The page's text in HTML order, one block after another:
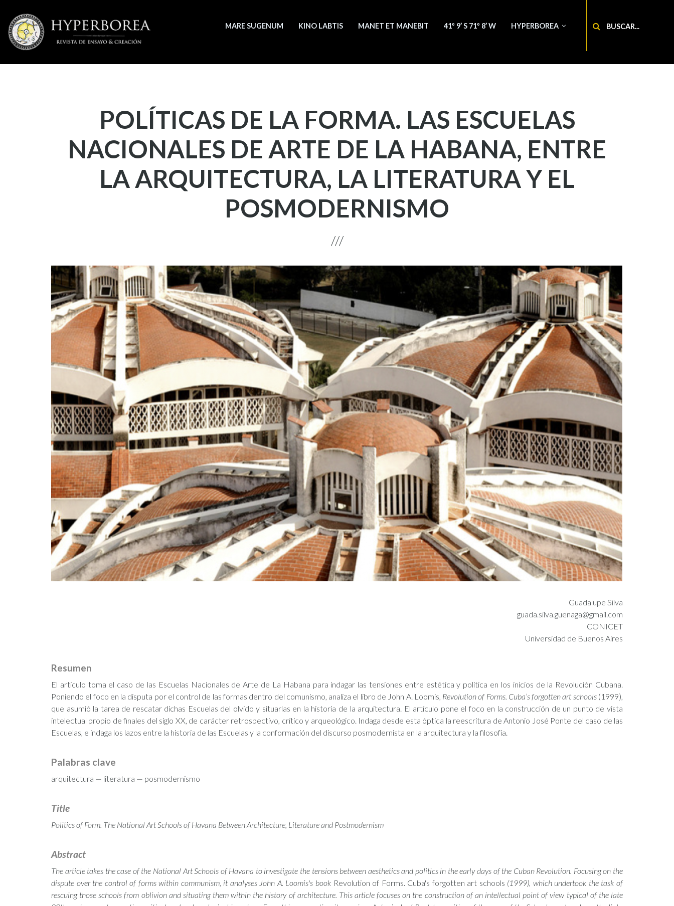
contenido
principal
Buscar
MARE SUGENUM KINO LABTIS MANET ET MANEBIT 41º 9’ S 71º 8’ W HYPERBOREA
POLÍTICAS DE LA FORMA. LAS ESCUELAS
NACIONALES DE ARTE DE LA HABANA, ENTRE
LA ARQUITECTURA, LA LITERATURA Y EL
POSMODERNISMO
Guadalupe Silva
guada.silva.guenaga@gmail.com
CONICET
Universidad de Buenos Aires
Resumen
El artículo toma el caso de las Escuelas Nacionales de Arte de La Habana para indagar las tensiones entre estética y política en los inicios de la Revolución Cubana.
Poniendo el foco en la disputa por el control de las formas dentro del comunismo, analiza el libro de John A. Loomis, Revolution of Forms. Cuba’s forgotten art schools(1999),
que asumió la tarea de rescatar dichas Escuelas del olvido y situarlas en la historia de la arquitectura. El artículo pone el foco en la construcción de un punto de vista
intelectual propio de finales del siglo XX, de carácter retrospectivo, crítico y arqueológico. Indaga desde esta óptica la reescritura de Antonio José Ponte del caso de las
Escuelas, e indaga los lazos entre la historia de las Escuelas y la conformación del discurso posmodernista en la arquitectura y la filosofía.
Palabras clave
arquitectura — literatura — posmodernismo
Title
Politics of Form. The National Art Schools of Havana Between Architecture, Literature and Postmodernism
Abstract
The article takes the case of the National Art Schools of Havana to investigate the tensions between aesthetics and politics in the early days of the Cuban Revolution. Focusing on the
dispute over the control of forms within communism, it analyses John A. Loomis's book Revolution of Forms. Cuba's forgotten art schools (1999), which undertook the task of
rescuing those schools from oblivion and situating them within the history of architecture. This article focuses on the construction of an intellectual point of view typical of the late